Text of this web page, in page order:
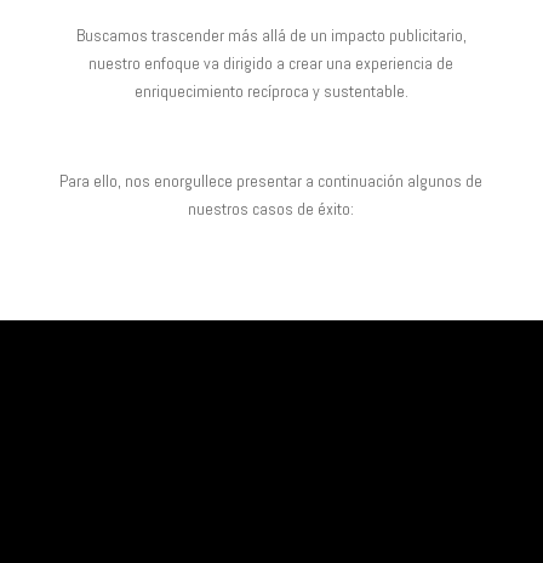
Buscamos trascender más allá de un impacto publicitario,
nuestro enfoque va dirigido a crear una experiencia de
enriquecimiento recíproca y sustentable.
Para ello, nos enorgullece presentar a continuación algunos de
nuestros casos de éxito: